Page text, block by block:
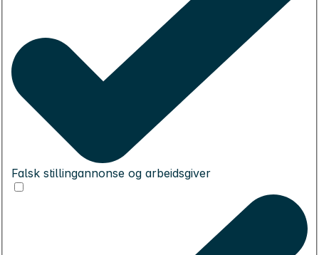
Falsk stillingannonse og arbeidsgiver